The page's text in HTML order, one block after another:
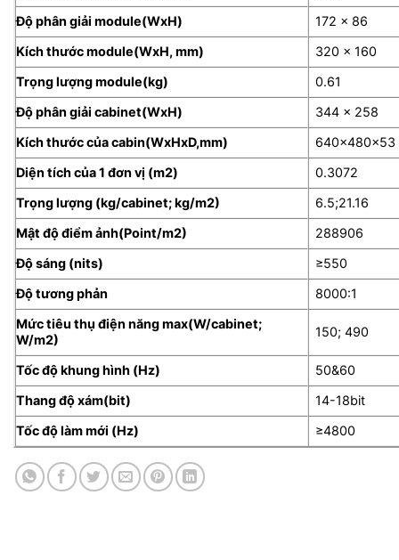
Độ phân giải module(WxH)
172 x 86
Kích thước module(WxH, mm)
320 x 160
Trọng lượng module(kg)
0.61
Độ phân giải cabinet(WxH)
344 x 258
Kích thước của cabin(WxHxD,mm)
640x480x53
Diện tích của 1 đơn vị (m2)
0.3072
Trọng lượng (kg/cabinet; kg/m2)
6.5;21.16
Mật độ điểm ảnh(Point/m2)
288906
Độ sáng (nits)
≥550
Độ tương phản
8000:1
Mức tiêu thụ điện năng max(W/cabinet;
W/m2)
150; 490
Tốc độ khung hình (Hz)
50&60
Thang độ xám(bit)
14-18bit
Tốc độ làm mới (Hz)
≥4800